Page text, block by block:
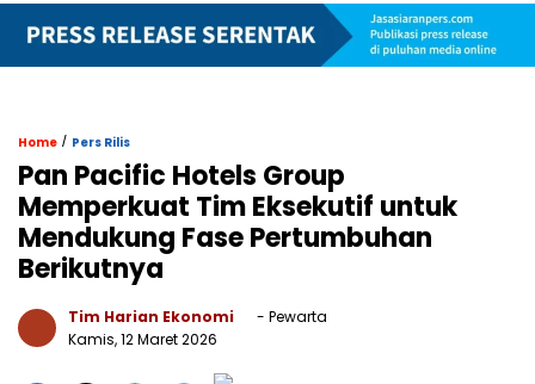
Home / Pers Rilis
Pan Pacific Hotels Group
Memperkuat Tim Eksekutif untuk
Mendukung Fase Pertumbuhan
Berikutnya
Tim Harian Ekonomi
- Pewarta
Kamis, 12 Maret 2026